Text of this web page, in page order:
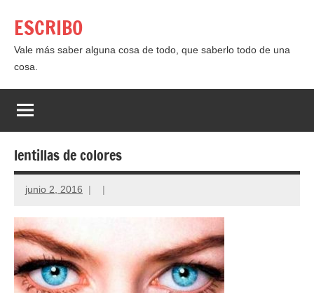
contenido
ESCRIBO
Vale más saber alguna cosa de todo, que saberlo todo de una
cosa.
lentillas de colores
junio 2, 2016